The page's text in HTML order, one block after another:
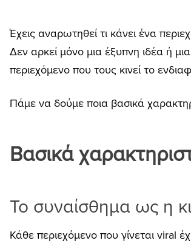
Έχεις αναρωτηθεί τι κάνει ένα
Δεν αρκεί μόνο μια έξυπνη ιδέα ή
περιεχόμενο που τους κινεί το
Πάμε να δούμε ποια βασικά
Βασικά
Το συναίσθημα ως η
Κάθε περιεχόμενο που γίνεται viral